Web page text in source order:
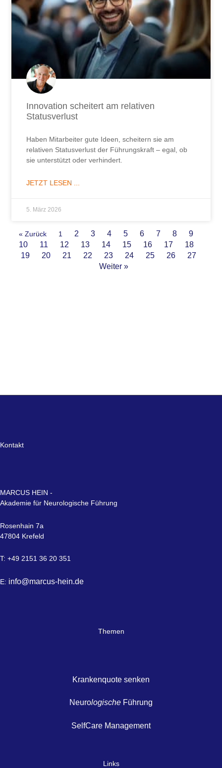
Innovation scheitert am relativen
Statusverlust
Haben Mitarbeiter gute Ideen, scheitern sie am
relativen Statusverlust der Führungskraft – egal, ob
sie unterstützt oder verhindert.
JETZT LESEN ...
5. März 2026
« Zurück 1 2 3 4 5 6 7 8
9
10
11 12 13 14 15 16 17
18
19
20 21 22 23 24 25 26
27
Weiter »
Kontakt
MARCUS HEIN -
Akademie für Neurologische Führung
Rosenhain 7a
47804 Krefeld
T: +49 2151 36 20 351
E: info@marcus-hein.de
Themen
Krankenquote senken
Neurologische Führung
SelfCare Management
Links